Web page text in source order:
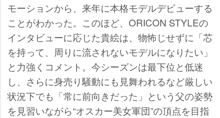
モーションから、来年に本格モデルデビューする
ことがわかった。このほど、ORICON STYLEの
インタビューに応じた貴絵は、物怖じせずに「芯
を持って、周りに流されないモデルになりたい」
と力強くコメント。今シーズンは最下位と低迷
し、さらに身売り騒動にも見舞われるなど厳しい
状況下でも「常に前向きだった」という父の姿勢
を見習いながら“オスカー美女軍団”の頂点を目指